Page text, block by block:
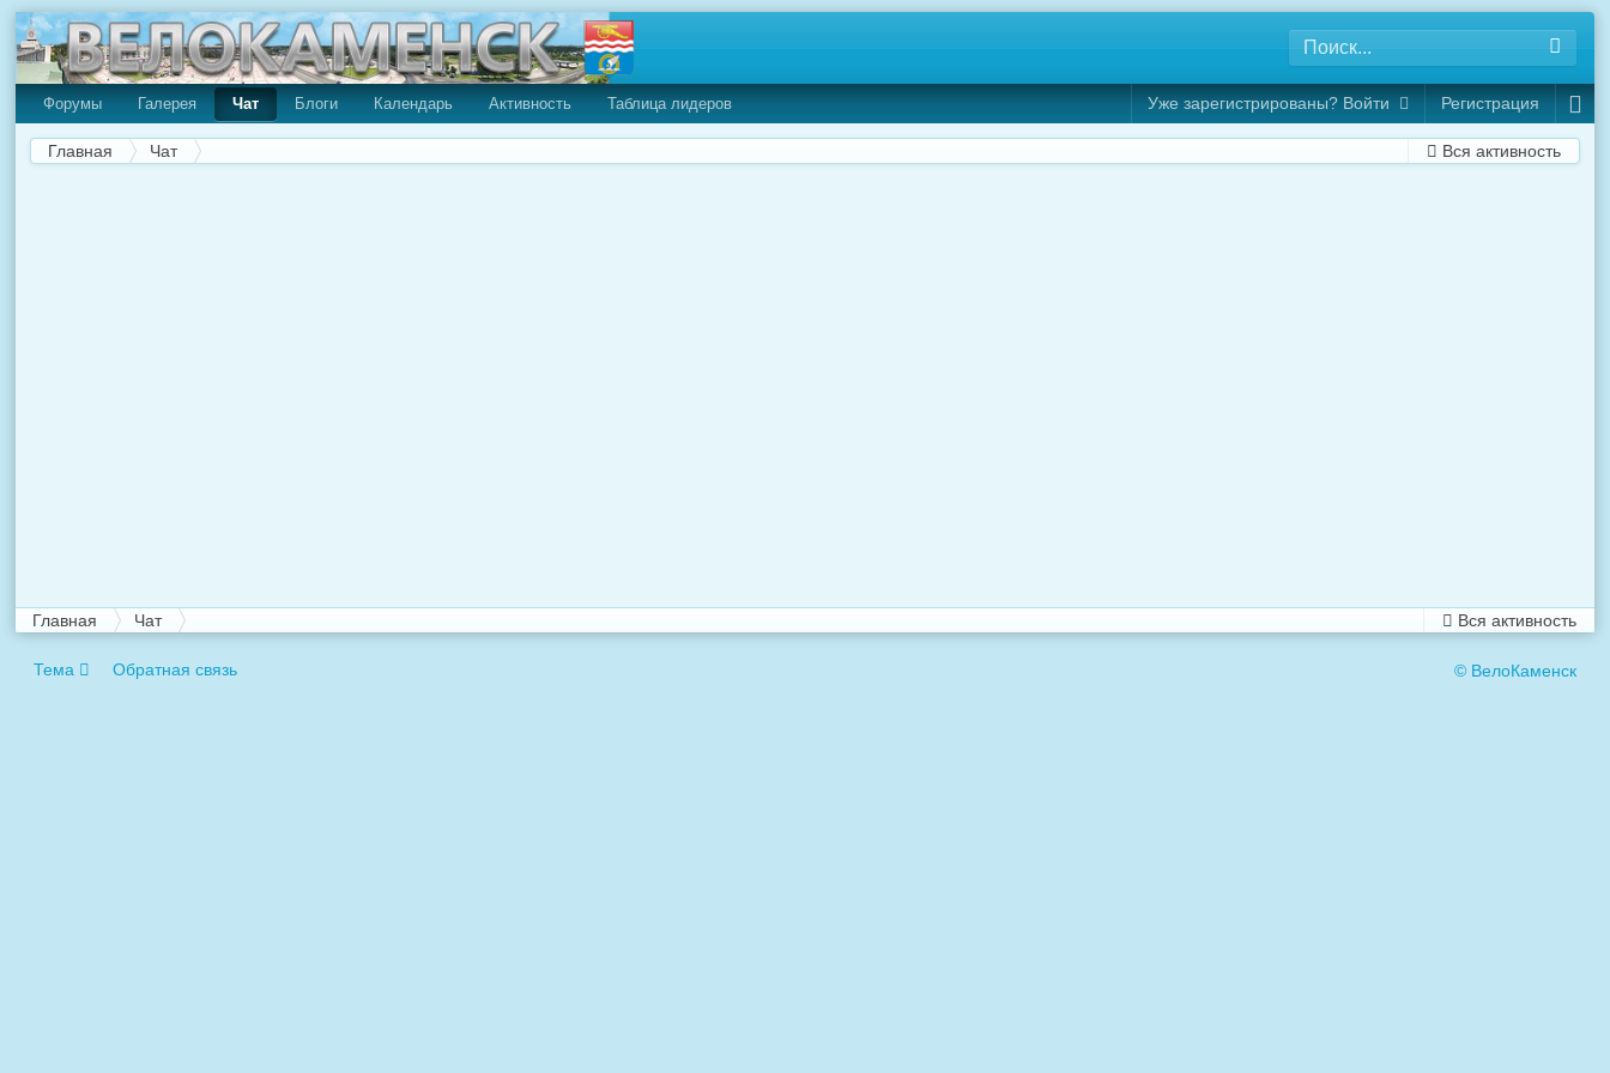
Форумы Галерея Чат Блоги Календарь Активность Таблица лидеров Уже зарегистрированы? Войти Регистрация
Вся активность
Главная Чат
Вся активность
Главная Чат
Тема Обратная связь © ВелоКаменск